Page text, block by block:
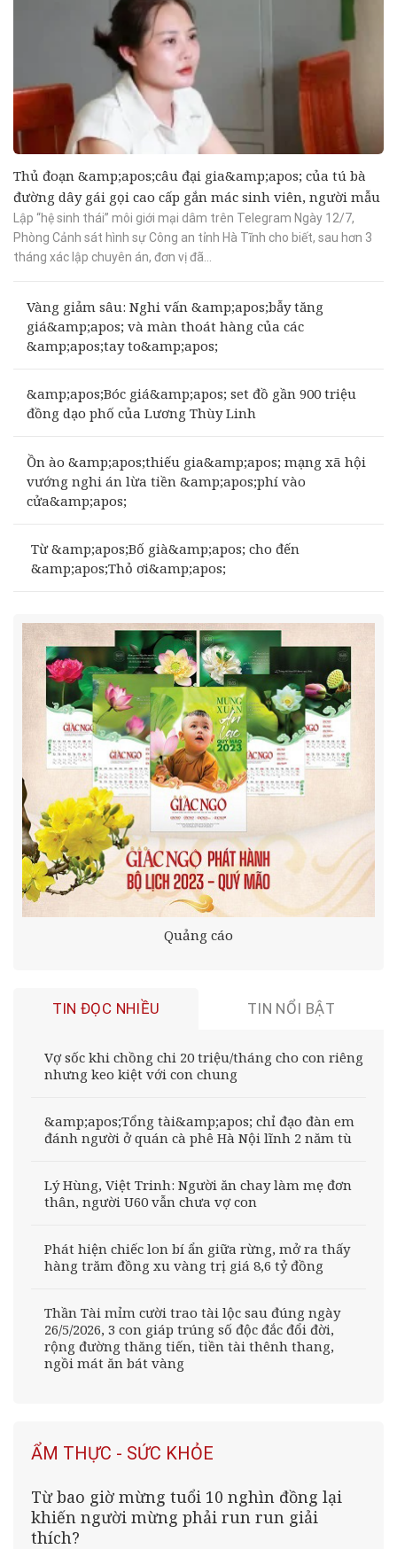
Thủ đoạn &amp;apos;câu đại gia&amp;apos; của tú bà
đường dây gái gọi cao cấp gắn mác sinh viên, người mẫu
Lập “hệ sinh thái” môi giới mại dâm trên Telegram Ngày 12/7,
Phòng Cảnh sát hình sự Công an tỉnh Hà Tĩnh cho biết, sau hơn 3
tháng xác lập chuyên án, đơn vị đã...
Vàng giảm sâu: Nghi vấn &amp;apos;bẫy tăng
giá&amp;apos; và màn thoát hàng của các
&amp;apos;tay to&amp;apos;
&amp;apos;Bóc giá&amp;apos; set đồ gần 900 triệu
đồng dạo phố của Lương Thùy Linh
Ồn ào &amp;apos;thiếu gia&amp;apos; mạng xã hội
vướng nghi án lừa tiền &amp;apos;phí vào
cửa&amp;apos;
Từ &amp;apos;Bố già&amp;apos; cho đến
&amp;apos;Thỏ ơi&amp;apos;
Quảng cáo
TIN ĐỌC NHIỀU TIN NỔI BẬT
Vợ sốc khi chồng chi 20 triệu/tháng cho con riêng
nhưng keo kiệt với con chung
&amp;apos;Tổng tài&amp;apos; chỉ đạo đàn em
đánh người ở quán cà phê Hà Nội lĩnh 2 năm tù
Lý Hùng, Việt Trinh: Người ăn chay làm mẹ đơn
thân, người U60 vẫn chưa vợ con
Phát hiện chiếc lon bí ẩn giữa rừng, mở ra thấy
hàng trăm đồng xu vàng trị giá 8,6 tỷ đồng
Thần Tài mỉm cười trao tài lộc sau đúng ngày
26/5/2026, 3 con giáp trúng số độc đắc đổi đời,
rộng đường thăng tiến, tiền tài thênh thang,
ngồi mát ăn bát vàng
ẨM THỰC - SỨC KHỎE
Từ bao giờ mừng tuổi 10 nghìn đồng lại
khiến người mừng phải run run giải
thích?